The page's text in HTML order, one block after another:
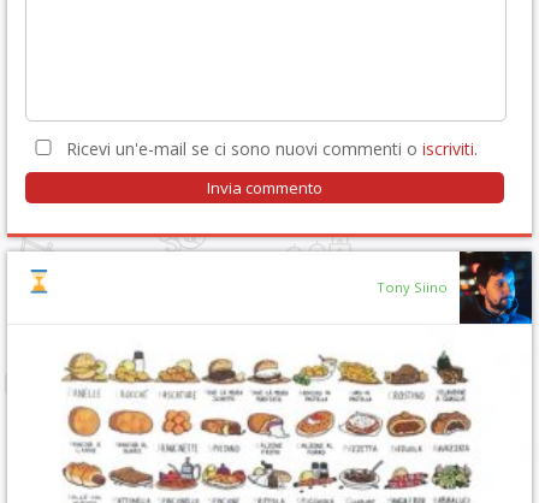
Ricevi un'e-mail se ci sono nuovi commenti o iscriviti.
Tony Siino